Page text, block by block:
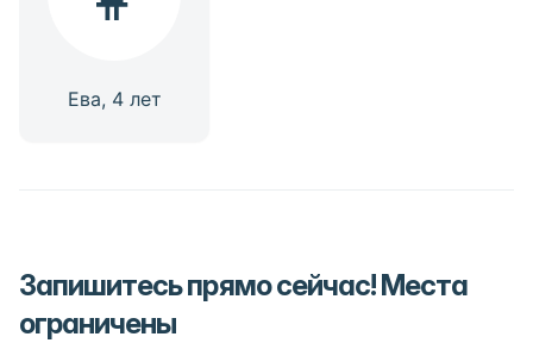
Ева, 4лет
Запишитесь прямо сейчас! Места
ограничены